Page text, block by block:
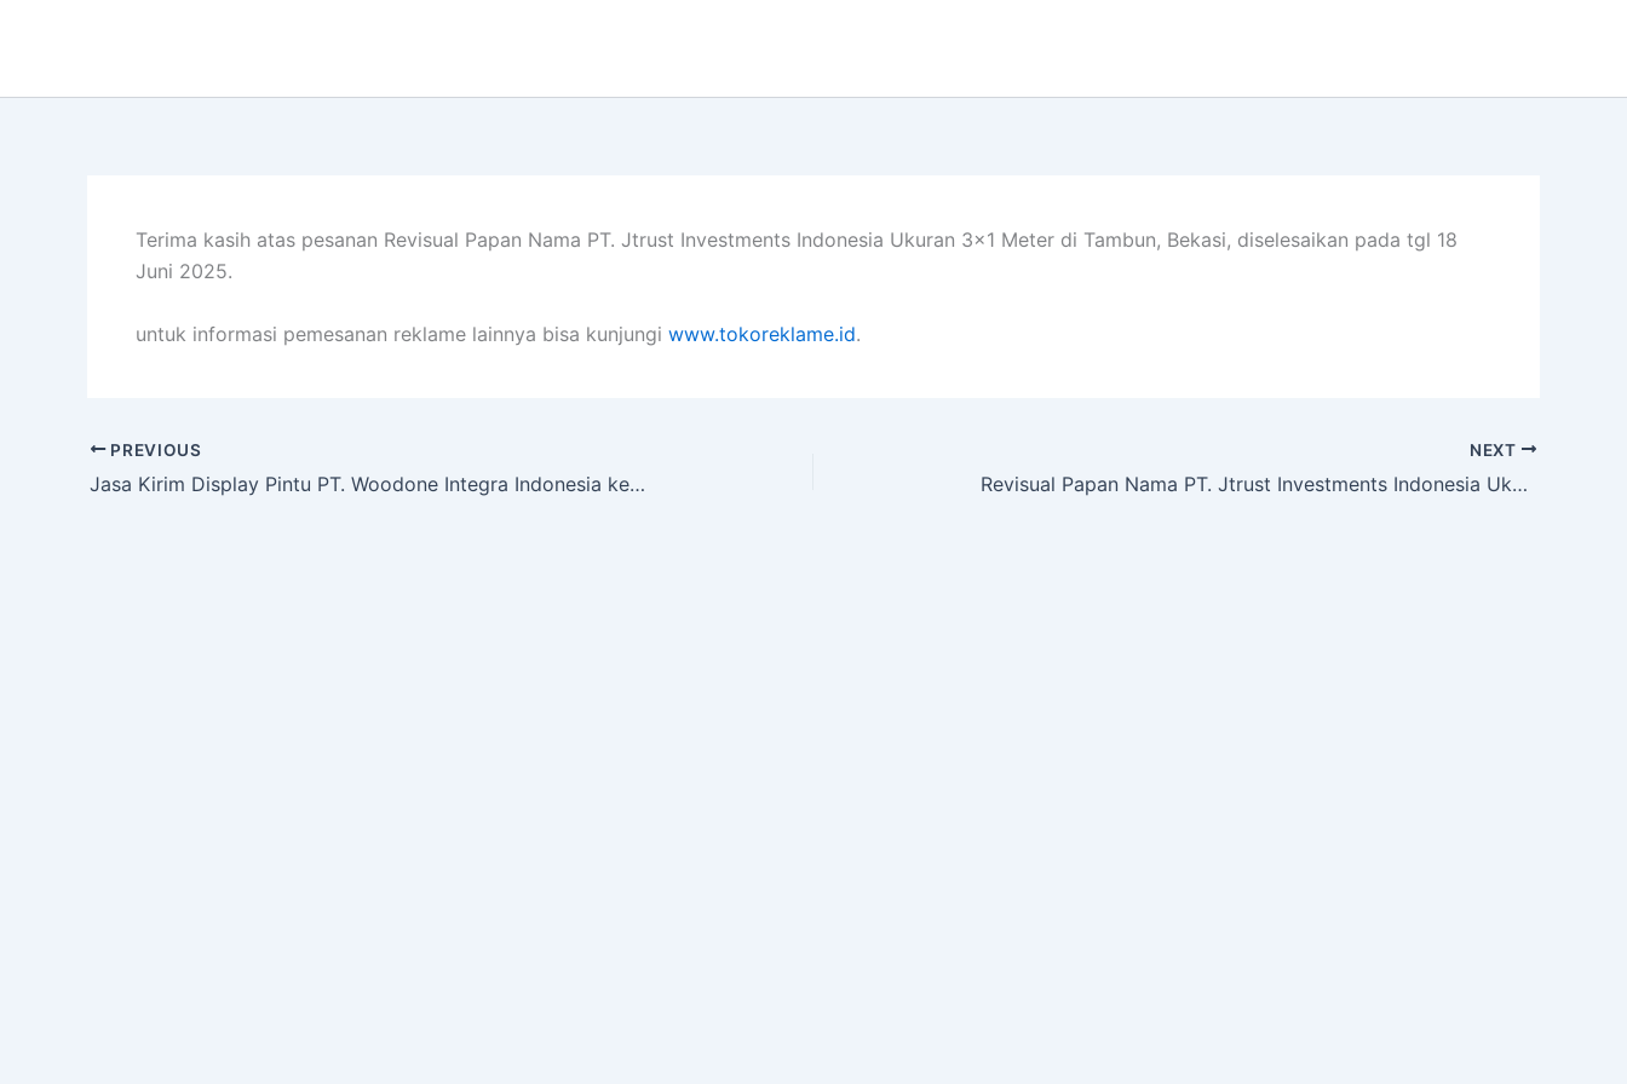
Terima kasih atas pesanan Revisual Papan Nama PT. Jtrust Investments Indonesia Ukuran 3×1 Meter di Tambun, Bekasi, diselesaikan pada tgl 18
Juni 2025.
untuk informasi pemesanan reklame lainnya bisa kunjungi www.tokoreklame.id.
PREVIOUS
Jasa Kirim Display Pintu PT. Woodone Integra Indonesia ke Boyolali
NEXT
Revisual Papan Nama PT. Jtrust Investments Indonesia Ukuran 3×1 Meter di Sukatani, Bekasi